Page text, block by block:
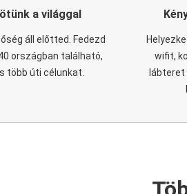
a világgal
áll előtted. Fedezd
országban található,
több úti célunkat.
wifit,